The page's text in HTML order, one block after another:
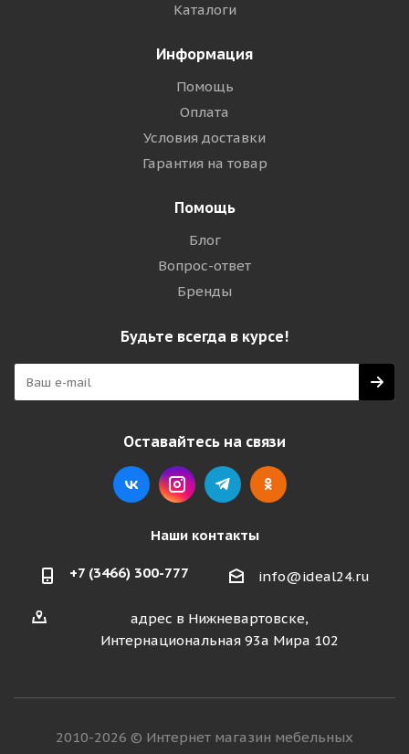
Каталоги
Информация
Помощь
Оплата
Условия доставки
Гарантия на товар
Помощь
Блог
Вопрос-ответ
Бренды
Будьте всегда в курсе!
Оставайтесь на связи
Наши контакты
+7 (3466) 300-777 info@ideal24.ru
адрес в Нижневартовске,
Интернациональная 93а Мира 102
2010-2026 © Интернет магазин мебельных